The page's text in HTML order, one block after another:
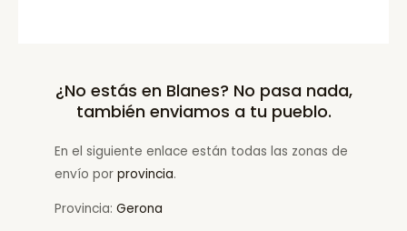
¿No estás en Blanes? No pasa nada,
también enviamos a tu pueblo.
En el siguiente enlace están todas las zonas de
envío por provincia.
Provincia: Gerona